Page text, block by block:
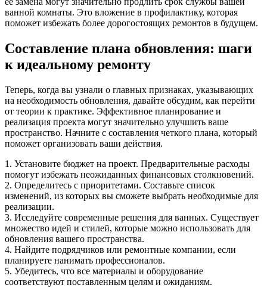
ванной комнаты. Это вложение в профилактику, которая
поможет избежать более дорогостоящих ремонтов в будущем.
Составление плана обновления: шаги
к идеальному ремонту
Теперь, когда вы узнали о главных признаках, указывающих
на необходимость обновления, давайте обсудим, как перейти
от теории к практике. Эффективное планирование и
реализация проекта могут значительно улучшить ваше
пространство. Начните с составления четкого плана, который
поможет организовать ваши действия.
1. Установите бюджет на проект. Предварительные расходы
помогут избежать неожиданных финансовых столкновений.
2. Определитесь с приоритетами. Составьте список
изменений, из которых вы сможете выбрать необходимые для
реализации.
3. Исследуйте современные решения для ванных. Существует
множество идей и стилей, которые можно использовать для
обновления вашего пространства.
4. Найдите подрядчиков или ремонтные компании, если
планируете нанимать профессионалов.
5. Убедитесь, что все материалы и оборудование
соответствуют поставленным целям и ожиданиям.